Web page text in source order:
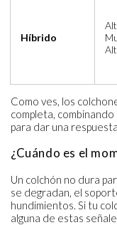
Híbrido
Como ves, los
completa,
para dar una
¿Cuándo es el
Un colchón no dura
se degradan, el
hundimientos. Si tu
alguna de estas